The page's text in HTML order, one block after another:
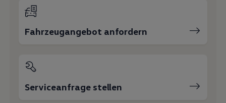
Fahrzeugangebot anfordern
Serviceanfrage stellen